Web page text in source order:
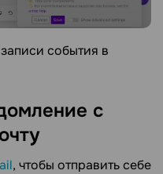
события в
с
, чтобы отправить себе